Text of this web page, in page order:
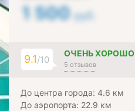
1 500 руб.
9.1/10
ОЧЕНЬ ХОРОШО
5 отзывов
До центра города: 4.6 км
До аэропорта: 22.9 км